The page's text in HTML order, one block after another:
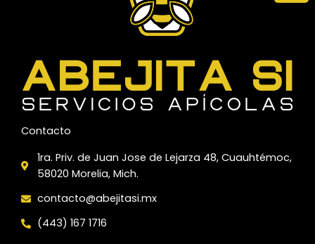
Contacto
1ra. Priv. de Juan Jose de Lejarza 48, Cuauhtémoc,
58020 Morelia, Mich.
contacto@abejitasi.mx
(443) 167 1716